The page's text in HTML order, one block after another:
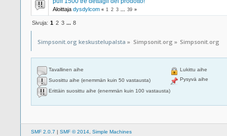
Aloittaja dysdylcom « 1 2 3 39 »
Sivuja: 1 2 3 ... 8
Simpsonit.org keskustelupalsta » Simpsonit.org » Simpsonit.org
Tavallinen aihe
Suosittu aihe (enemmän kuin 50 vastausta)
Erittäin suosittu aihe (enemmän kuin 100 vastausta)
Lukittu aihe
Pysyvä aihe
SMF 2.0.7 | SMF © 2014 Simple Machines